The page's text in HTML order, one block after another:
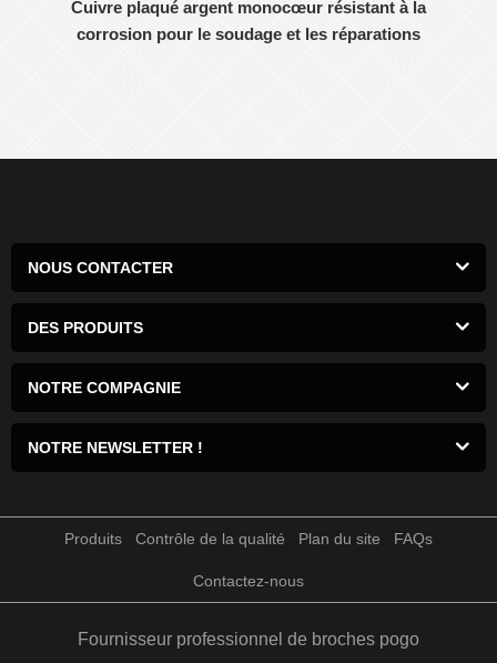
Cuivre plaqué argent monocœur résistant à la
corrosion pour le soudage et les réparations
NOUS CONTACTER
DES PRODUITS
NOTRE COMPAGNIE
NOTRE NEWSLETTER !
Produits Contrôle de la qualité Plan du site FAQs
Contactez-nous
Fournisseur professionnel de broches pogo